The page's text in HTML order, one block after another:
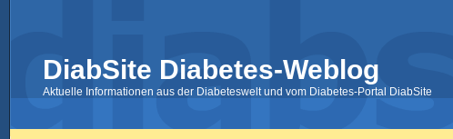
DiabSite Diabetes-Weblog
Aktuelle Informationen aus der Diabeteswelt und vom Diabetes-Portal DiabSite